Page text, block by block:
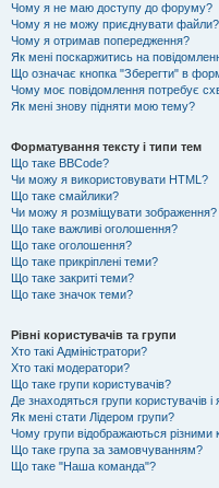
Чому я не маю доступу до форуму?
Чому я не можу приєднувати файли?
Чому я отримав попередження?
Як мені поскаржитись на
Що означає кнопка "Зберегти" в
Чому моє повідомлення потребує
Як мені знову підняти мою тему?
Форматування тексту і типи тем
Що таке BBCode?
Чи можу я використовувати HTML?
Що таке смайлики?
Чи можу я розміщувати зображення?
Що таке важливі оголошення?
Що таке оголошення?
Що таке прикріплені теми?
Що таке закриті теми?
Що таке значок теми?
Рівні користувачів та групи
Хто такі Адміністратори?
Хто такі модератори?
Що таке групи користувачів?
Де знаходяться групи користувачів
Як мені стати Лідером групи?
Чому групи відображаються різними
Що таке група за замовчуванням?
Що таке "Наша команда"?